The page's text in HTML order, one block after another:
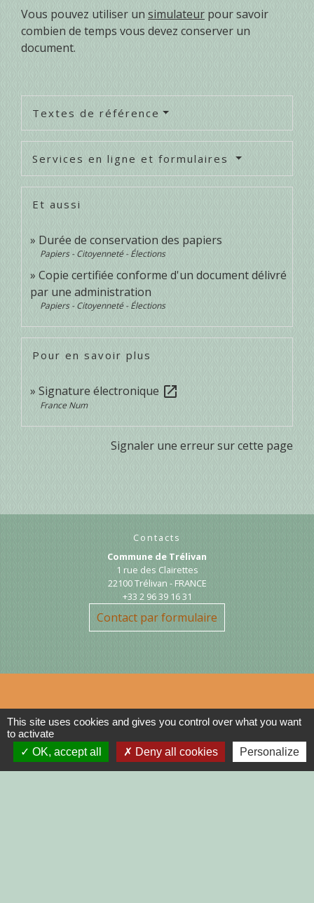
Vous pouvez utiliser unsimulateur pour savoir
combien de temps vous devez conserver un
document.
Textes de référence
Services en ligne et formulaires
Et aussi
Durée de conservation des papiers
Papiers - Citoyenneté - Élections
Copie certifiée conforme d'un document délivré
par une administration
Papiers - Citoyenneté - Élections
Pour en savoir plus
Signature électronique open_in_new
France Num
Signaler une erreur sur cette page
Contacts
Commune de Trélivan
1 rue des Clairettes
22100 Trélivan - FRANCE
+33 2 96 39 16 31
Contact par formulaire
Liens
DINAN AGGLO
This site uses cookies and gives you control over what you want
to activate
OK, accept all
Deny all cookies Personalize